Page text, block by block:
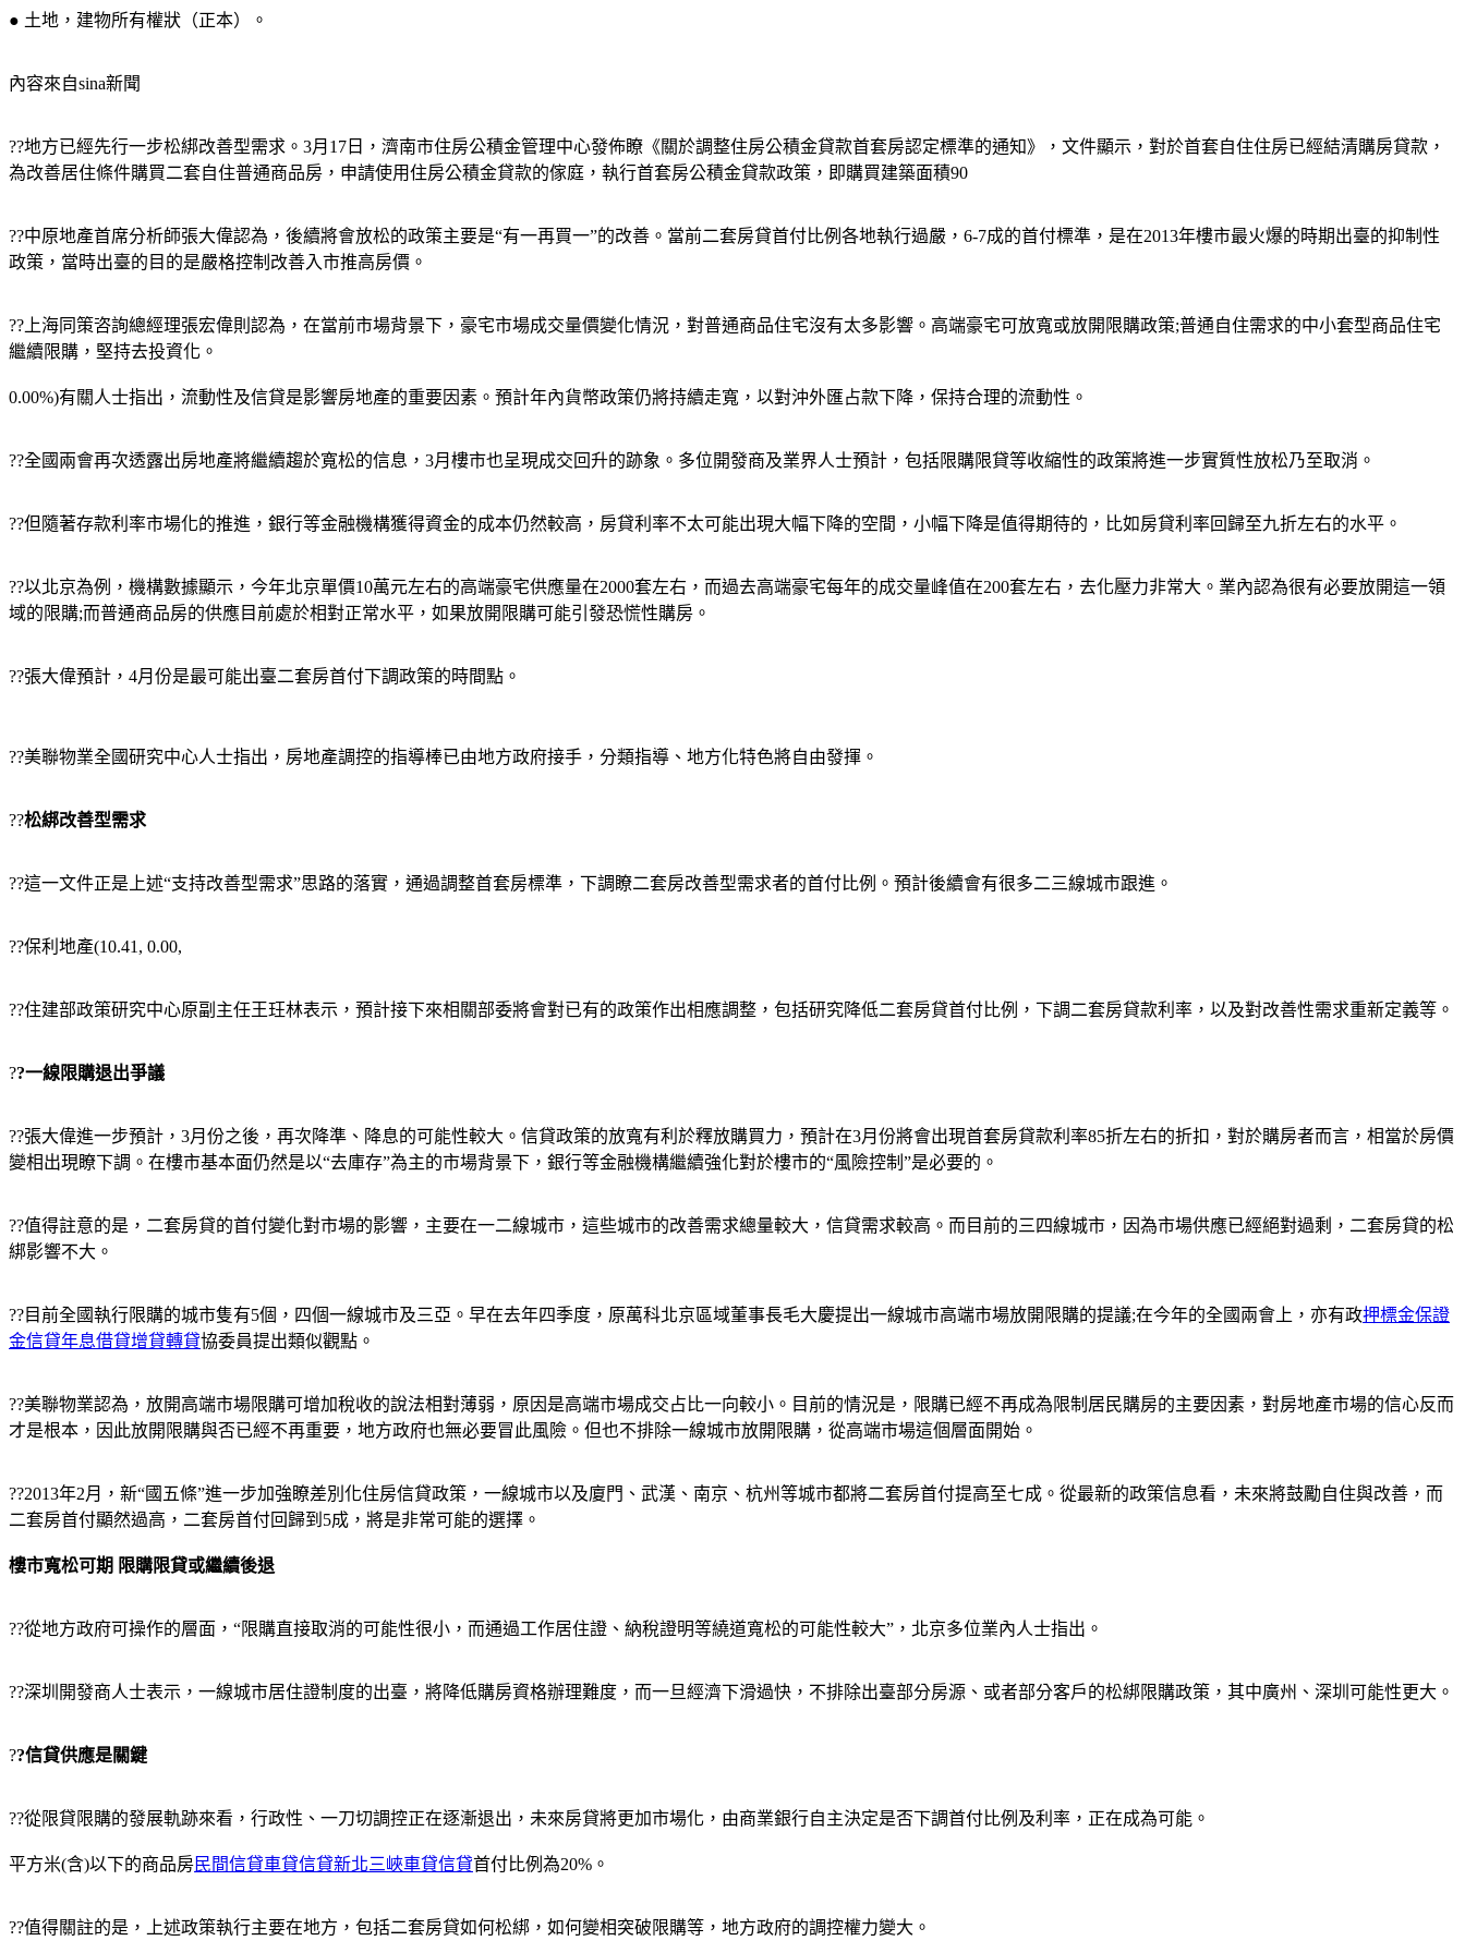
● 土地，建物所有權狀（正本）。
內容來自sina新聞
??地方已經先行一步松綁改善型需求。3月17日，濟南市住房公積金管理中心發佈瞭《關於調整住房公積金貸款首套房認定標準的通知》，文件顯示，對於首套自住住房已經結清購房貸款，
為改善居住條件購買二套自住普通商品房，申請使用住房公積金貸款的傢庭，執行首套房公積金貸款政策，即購買建築面積90
??中原地產首席分析師張大偉認為，後續將會放松的政策主要是“有一再買一”的改善。當前二套房貸首付比例各地執行過嚴，6-7成的首付標準，是在2013年樓市最火爆的時期出臺的抑制性
政策，當時出臺的目的是嚴格控制改善入市推高房價。
??上海同策咨詢總經理張宏偉則認為，在當前市場背景下，豪宅市場成交量價變化情況，對普通商品住宅沒有太多影響。高端豪宅可放寬或放開限購政策;普通自住需求的中小套型商品住宅
繼續限購，堅持去投資化。
0.00%)有關人士指出，流動性及信貸是影響房地產的重要因素。預計年內貨幣政策仍將持續走寬，以對沖外匯占款下降，保持合理的流動性。
??全國兩會再次透露出房地產將繼續趨於寬松的信息，3月樓市也呈現成交回升的跡象。多位開發商及業界人士預計，包括限購限貸等收縮性的政策將進一步實質性放松乃至取消。
??但隨著存款利率市場化的推進，銀行等金融機構獲得資金的成本仍然較高，房貸利率不太可能出現大幅下降的空間，小幅下降是值得期待的，比如房貸利率回歸至九折左右的水平。
??以北京為例，機構數據顯示，今年北京單價10萬元左右的高端豪宅供應量在2000套左右，而過去高端豪宅每年的成交量峰值在200套左右，去化壓力非常大。業內認為很有必要放開這一領
域的限購;而普通商品房的供應目前處於相對正常水平，如果放開限購可能引發恐慌性購房。
??張大偉預計，4月份是最可能出臺二套房首付下調政策的時間點。
??美聯物業全國研究中心人士指出，房地產調控的指導棒已由地方政府接手，分類指導、地方化特色將自由發揮。
??松綁改善型需求
??這一文件正是上述“支持改善型需求”思路的落實，通過調整首套房標準，下調瞭二套房改善型需求者的首付比例。預計後續會有很多二三線城市跟進。
??保利地產(10.41, 0.00,
??住建部政策研究中心原副主任王玨林表示，預計接下來相關部委將會對已有的政策作出相應調整，包括研究降低二套房貸首付比例，下調二套房貸款利率，以及對改善性需求重新定義等。
??一線限購退出爭議
??張大偉進一步預計，3月份之後，再次降準、降息的可能性較大。信貸政策的放寬有利於釋放購買力，預計在3月份將會出現首套房貸款利率85折左右的折扣，對於購房者而言，相當於房價
變相出現瞭下調。在樓市基本面仍然是以“去庫存”為主的市場背景下，銀行等金融機構繼續強化對於樓市的“風險控制”是必要的。
??值得註意的是，二套房貸的首付變化對市場的影響，主要在一二線城市，這些城市的改善需求總量較大，信貸需求較高。而目前的三四線城市，因為市場供應已經絕對過剩，二套房貸的松
綁影響不大。
??目前全國執行限購的城市隻有5個，四個一線城市及三亞。早在去年四季度，原萬科北京區域董事長毛大慶提出一線城市高端市場放開限購的提議;在今年的全國兩會上，亦有政押標金保證
金信貸年息借貸增貸轉貸協委員提出類似觀點。
??美聯物業認為，放開高端市場限購可增加稅收的說法相對薄弱，原因是高端市場成交占比一向較小。目前的情況是，限購已經不再成為限制居民購房的主要因素，對房地產市場的信心反而
才是根本，因此放開限購與否已經不再重要，地方政府也無必要冒此風險。但也不排除一線城市放開限購，從高端市場這個層面開始。
??2013年2月，新“國五條”進一步加強瞭差別化住房信貸政策，一線城市以及廈門、武漢、南京、杭州等城市都將二套房首付提高至七成。從最新的政策信息看，未來將鼓勵自住與改善，而
二套房首付顯然過高，二套房首付回歸到5成，將是非常可能的選擇。
樓市寬松可期 限購限貸或繼續後退
??從地方政府可操作的層面，“限購直接取消的可能性很小，而通過工作居住證、納稅證明等繞道寬松的可能性較大”，北京多位業內人士指出。
??深圳開發商人士表示，一線城市居住證制度的出臺，將降低購房資格辦理難度，而一旦經濟下滑過快，不排除出臺部分房源、或者部分客戶的松綁限購政策，其中廣州、深圳可能性更大。
??信貸供應是關鍵
??從限貸限購的發展軌跡來看，行政性、一刀切調控正在逐漸退出，未來房貸將更加市場化，由商業銀行自主決定是否下調首付比例及利率，正在成為可能。
平方米(含)以下的商品房民間信貸車貸信貸新北三峽車貸信貸首付比例為20%。
??值得關註的是，上述政策執行主要在地方，包括二套房貸如何松綁，如何變相突破限購等，地方政府的調控權力變大。